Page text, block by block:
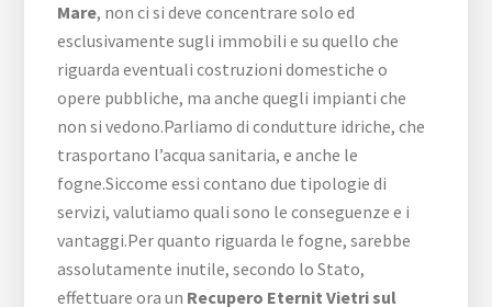
Mare, non ci si deve concentrare solo ed
esclusivamente sugli immobili e su quello che
riguarda eventuali costruzioni domestiche o
opere pubbliche, ma anche quegli impianti che
non si vedono.Parliamo di condutture idriche, che
trasportano l’acqua sanitaria, e anche le
fogne.Siccome essi contano due tipologie di
servizi, valutiamo quali sono le conseguenze e i
vantaggi.Per quanto riguarda le fogne, sarebbe
assolutamente inutile, secondo lo Stato,
effettuare ora un Recupero Eternit Vietri sul